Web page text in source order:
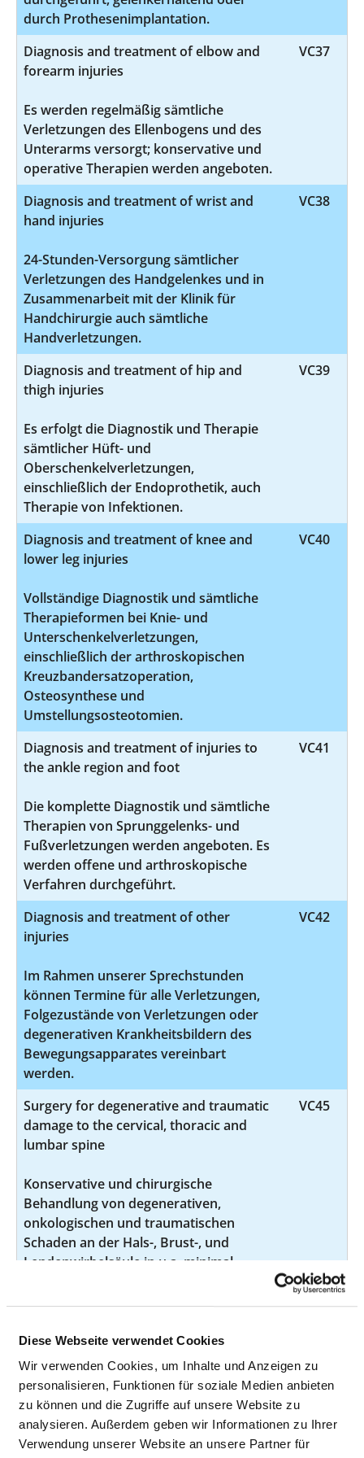
Diese Webseite verwendet Cookies
Wir verwenden Cookies, um Inhalte und Anzeigen zu
personalisieren, Funktionen für soziale Medien anbieten
zu können und die Zugriffe auf unsere Website zu
analysieren. Außerdem geben wir Informationen zu Ihrer
Verwendung unserer Website an unsere Partner für
durch Prothesenimplantation.
Diagnosis and treatment of elbow and
forearm injuries
Es werden regelmäßig sämtliche
Verletzungen des Ellenbogens und des
Unterarms versorgt; konservative und
operative Therapien werden angeboten.
VC37
Diagnosis and treatment of wrist and
hand injuries
24-Stunden-Versorgung sämtlicher
Verletzungen des Handgelenkes und in
Zusammenarbeit mit der Klinik für
Handchirurgie auch sämtliche
Handverletzungen.
VC38
Diagnosis and treatment of hip and
thigh injuries
Es erfolgt die Diagnostik und Therapie
sämtlicher Hüft- und
Oberschenkelverletzungen,
einschließlich der Endoprothetik, auch
Therapie von Infektionen.
VC39
Diagnosis and treatment of knee and
lower leg injuries
Vollständige Diagnostik und sämtliche
Therapieformen bei Knie- und
Unterschenkelverletzungen,
einschließlich der arthroskopischen
Kreuzbandersatzoperation,
Osteosynthese und
Umstellungsosteotomien.
VC40
Diagnosis and treatment of injuries to
the ankle region and foot
Die komplette Diagnostik und sämtliche
Therapien von Sprunggelenks- und
Fußverletzungen werden angeboten. Es
werden offene und arthroskopische
Verfahren durchgeführt.
VC41
Diagnosis and treatment of other
injuries
Im Rahmen unserer Sprechstunden
können Termine für alle Verletzungen,
Folgezustände von Verletzungen oder
degenerativen Krankheitsbildern des
Bewegungsapparates vereinbart
werden.
VC42
Surgery for degenerative and traumatic
damage to the cervical, thoracic and
lumbar spine
Konservative und chirurgische
Behandlung von degenerativen,
onkologischen und traumatischen
Schaden an der Hals-, Brust-, und
Lendenwirbelsäule in u.a. minimal
VC45
Peripheral nerve surgery
Rekonstruktion von peripheren Nerven
in Zusammenarbeit mit der
Handchirurgie
Amputation surgery VC63